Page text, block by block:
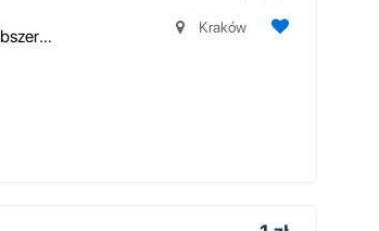
Prawdziwy akumulacyjny piec kaflowy nowej generacji, z obszernym spektak... Kraków